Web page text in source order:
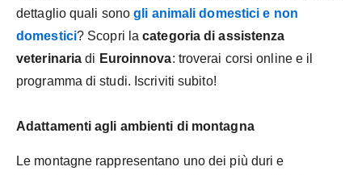
dettaglio quali sonogli animali domestici e non
domestici? Scopri lacategoria di assistenza
veterinaria di Euroinnova: troverai corsi online e il
programma di studi. Iscriviti subito!
Adattamenti agli ambienti di montagna
Le montagne rappresentano uno dei più duri e